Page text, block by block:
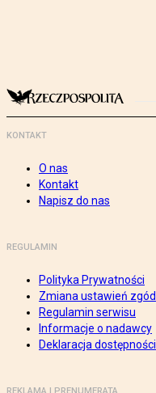
KONTAKT
O nas
Kontakt
Napisz do nas
REGULAMIN
Polityka Prywatności
Zmiana ustawień zgód
Regulamin serwisu
Informacje o nadawcy
Deklaracja dostępności